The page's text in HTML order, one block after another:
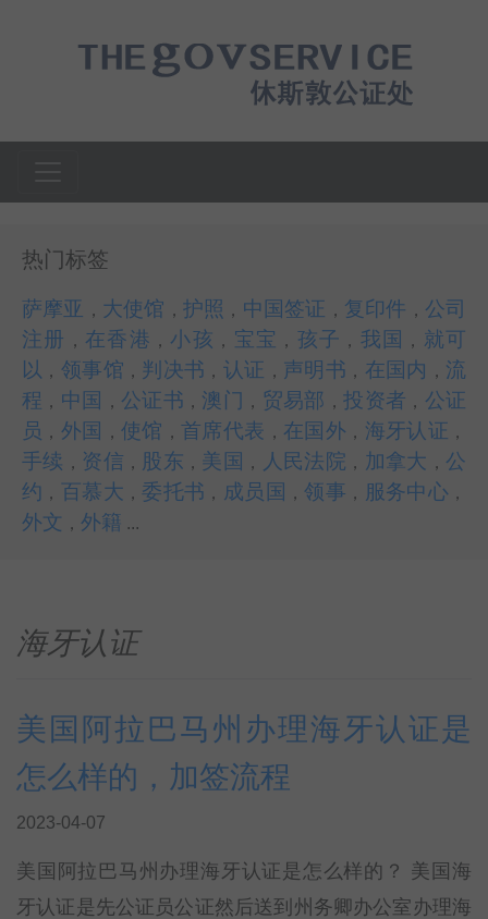
热门标签
萨摩亚 ， 大使馆 ， 护照 ， 中国签证 ， 复印件 ， 公司
注册 ， 在香港 ， 小孩 ， 宝宝 ， 孩子 ， 我国 ， 就可
以 ， 领事馆 ， 判决书 ， 认证 ， 声明书 ， 在国内 ， 流
程 ， 中国 ， 公证书 ， 澳门 ， 贸易部 ，投资者 ， 公证
员 ， 外国 ， 使馆 ，首席代表 ， 在国外 ， 海牙认证 ，
手续 ， 资信 ， 股东 ， 美国 ， 人民法院 ， 加拿大 ， 公
约 ， 百慕大 ，委托书 ， 成员国 ，领事 ， 服务中心 ，
外文 ， 外籍 ...
海牙认证
美国阿拉巴马州办理海牙认证是
怎么样的，加签流程
2023-04-07
美国阿拉巴马州办理海牙认证是怎么样的？ 美国海
牙认证是先公证员公证然后送到州务卿办公室办理海